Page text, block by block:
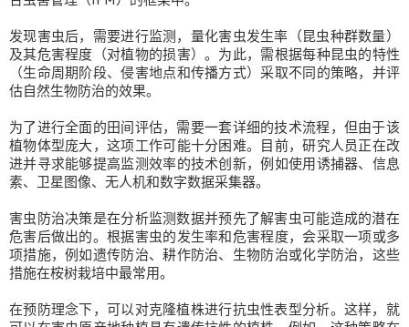
发现害虫后，需要进行监测，量化害虫发生率（昆虫种群数量）
及其危害程度（对植物的损害）。为此，需根据每种昆虫的特性
（生命周期阶段、侵害地点和传播方式）采取不同的策略，并评
估自然生物防治的效果。
为了进行全面的田间评估，需要一套详细的技术流程，但由于该
植物体型庞大，这项工作可能十分困难。目前，研究人员正在改
进并寻求能够提高监测效率的技术创新，例如使用诱捕器、信息
素、卫星图像、无人机和数字数据采集器。
害虫防治决策是在分析监测数据并预先了解害虫可能造成的潜在
危害后做出的。根据害虫的发生率和危害程度，会采取一项或多
项措施，例如遗传防治、耕作防治、生物防治或化学防治，这些
措施在桉树栽培中最常用。
在预防理念下，可以对克隆植株进行抗虫性表型分析。这样，就